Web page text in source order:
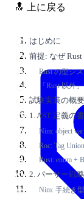
🔝 上に戻る
はじめに
前提: なぜ
Rust の型シ
「Rust 以外
試験実装の概要
1. AST 定義の
Nim: object
Roc: Tag Union
Rust: enum +
2. パーサー戦
Nim: 手続き型